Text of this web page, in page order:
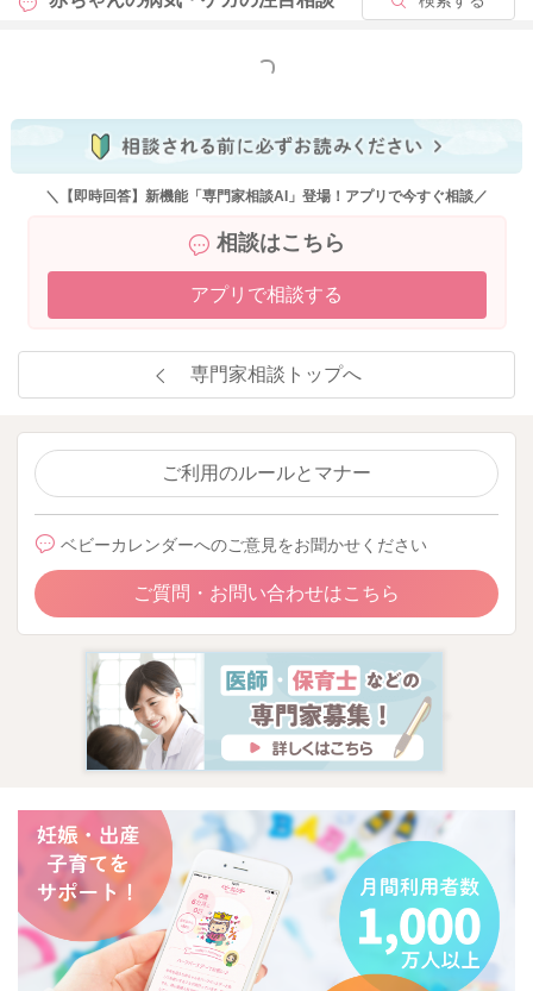
もっと見る
＼【即時回答】新機能「専門家相談AI」登場！アプリで今すぐ相談／
相談はこちら
アプリで相談する
専門家相談トップへ
ご利用のルールとマナー
ベビーカレンダーへのご意見をお聞かせください
ご質問・お問い合わせはこちら